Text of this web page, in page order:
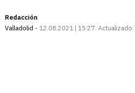
Redacción
Valladolid
12.08.2021 | 15:27 Actualizado: